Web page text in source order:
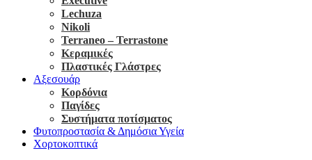
Lechuza
Nikoli
Terraneo – Terrastone
Κεραμικές
Πλαστικές Γλάστρες
Αξεσουάρ
Κορδόνια
Παγίδες
Συστήματα ποτίσματος
Φυτοπροστασία & Δημόσια Υγεία
Χορτοκοπτικά